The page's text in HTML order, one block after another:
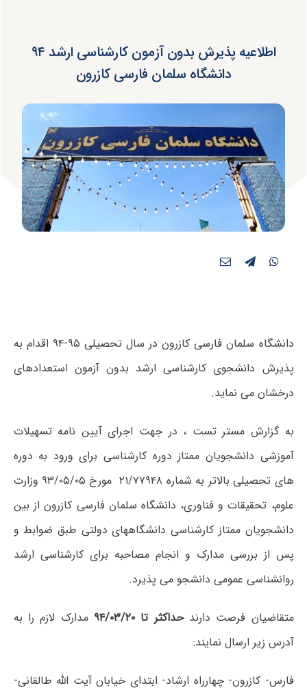
اطلاعیه پذیرش بدون آزمون کارشناسی ارشد ۹۴
دانشگاه سلمان فارسی کازرون
دانشگاه سلمان فارسی کازرون در سال تحصیلی ۹۵-۹۴ اقدام به
پذیرش دانشجوی کارشناسی ارشد بدون آزمون استعدادهای
درخشان می نماید.
به گزارش مستر تست ، در جهت اجرای آیین نامه تسهیلات
آموزشی دانشجویان ممتاز دوره کارشناسی برای ورود به دوره
های تحصیلی بالاتر به شماره ۲۱/۷۷۹۴۸ مورخ ۹۳/۰۵/۰۵ وزارت
علوم، تحقیقات و فناوری، دانشگاه سلمان فارسی کازرون از بین
دانشجویان ممتاز کارشناسی دانشگاههای دولتی طبق ضوابط و
پس از بررسی مدارک و انجام مصاحبه برای کارشناسی ارشد
روانشناسی عمومی دانشجو می پذیرد.
متقاضیان فرصت دارندحداکثر تا ۹۴/۰۳/۲۰
مدارک لازم را به
آدرس زیر ارسال نمایند:
فارس- کازرون- چهارراه ارشاد- ابتدای خیابان آیت الله طالقانی-